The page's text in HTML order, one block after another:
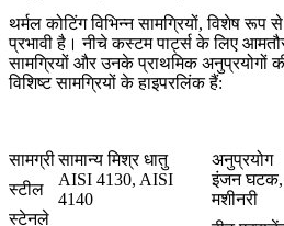
थर्मल कोटिंग विभिन्न सामग्रियों, विशेष
प्रभावी है। नीचे कस्टम पार्ट्स के लिए
सामग्रियों और उनके प्राथमिक अनुप्रयोगों
विशिष्ट सामग्रियों के हाइपरलिंक हैं:
सामग्रीसामान्य मिश्र धातु अनुप्रयोग
स्टील
AISI 4130, AISI
4140
इंजन घटक,
मशीनरी
स्टेनले